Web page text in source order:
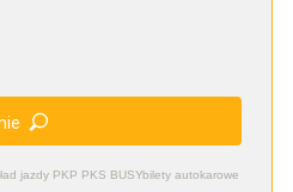
jazdy PKP PKS BUSYbilety autokarowe